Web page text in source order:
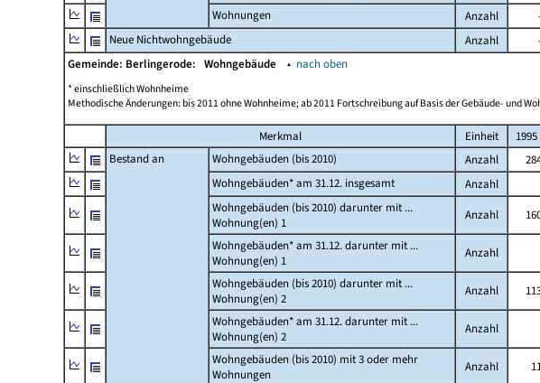
Wohnungen
Anzahl
Neue Nichtwohngebäude
Anzahl
Gemeinde: Berlingerode: Wohngebäude ▴ nach oben
* einschließlich Wohnheime
Methodische Änderungen: bis 2011 ohne Wohnheime; ab 2011 Fortschreibung auf Basis der Gebäude- und
Merkmal Einheit 1995
Bestand an
Wohngebäuden (bis 2010) Anzahl
Wohngebäuden* am 31.12. insgesamt
Anzahl
Wohngebäuden (bis 2010) darunter mit ...
Wohnung(en) 1
Anzahl
Wohngebäuden* am 31.12. darunter mit ...
Wohnung(en) 1
Anzahl
Wohngebäuden (bis 2010) darunter mit ...
Wohnung(en) 2
Anzahl
Wohngebäuden* am 31.12. darunter mit ...
Wohnung(en) 2
Anzahl
Wohngebäuden (bis 2010) mit 3 oder mehr
Wohnungen
Anzahl